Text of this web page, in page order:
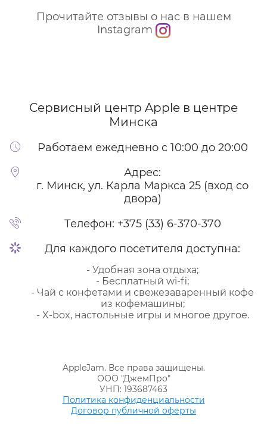
Прочитайте отзывы о нас в нашем
Instagram
Сервисный центр Apple в центре
Минска
Работаем ежедневно с 10:00 до 20:00
Адрес:
г. Минск, ул. Карла Маркса 25 (вход со
двора)
Телефон: +375 (33) 6-370-370
Для каждого посетителя доступна:
- Удобная зона отдыха;
- Бесплатный wi-fi;
- Чай с конфетами и свежезаваренный кофе
из кофемашины;
- X-box, настольные игры и многое другое.
AppleJam. Все права защищены.
ООО "ДжемПро"
УНП: 193687463
Политика конфиденциальности
Договор публичной оферты